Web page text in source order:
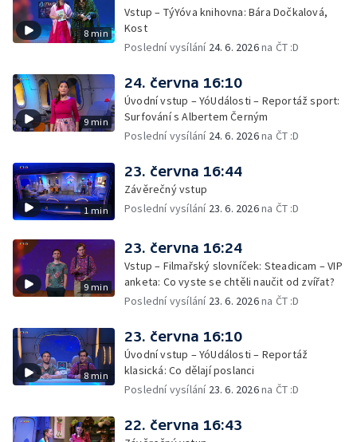
8 min
Vstup – TýYóva knihovna: Bára Dočkalová,
Kost
Poslední vysílání 24. 6. 2026na ČT :D
9 min
24. června 16:10
Úvodní vstup – YóUdálosti – Reportáž sport:
Surfování s Albertem Černým
Poslední vysílání 24. 6. 2026na ČT :D
1 min
23. června 16:44
Závěrečný vstup
Poslední vysílání 23. 6. 2026na ČT :D
9 min
23. června 16:24
Vstup – Filmařský slovníček: Steadicam – VIP
anketa: Co vyste se chtěli naučit od zvířat?
Poslední vysílání 23. 6. 2026na ČT :D
8 min
23. června 16:10
Úvodní vstup – YóUdálosti – Reportáž
klasická: Co dělají poslanci
Poslední vysílání 23. 6. 2026na ČT :D
22. června 16:43